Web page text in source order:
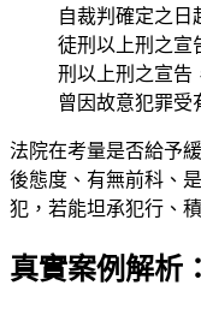
自裁判確定之日
徒刑以上刑之宣
刑以上刑之宣告
曾因故意犯罪受
法院在考量是否給予
後態度、有無前科、
犯，若能坦承犯行、
真實案例解析